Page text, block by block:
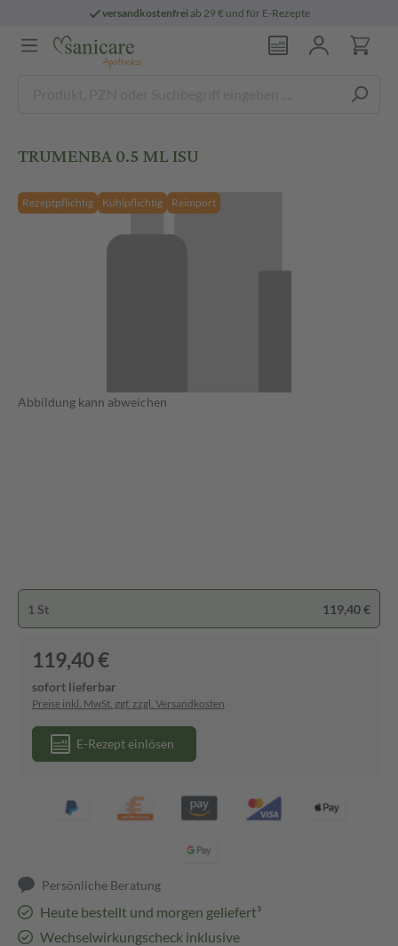
versandkostenfreiab 29 € und für E-Rezepte
TRUMENBA 0.5 ML ISU
Rezeptpflichtig Kühlpflichtig Reimport
Abbildung kann abweichen
1 St 119,40 €
119,40 €
sofort lieferbar
Preise inkl. MwSt. ggf. zzgl. Versandkosten
E-Rezept einlösen
Persönliche Beratung
Heute bestellt und morgen geliefert³
Wechselwirkungscheck inklusive